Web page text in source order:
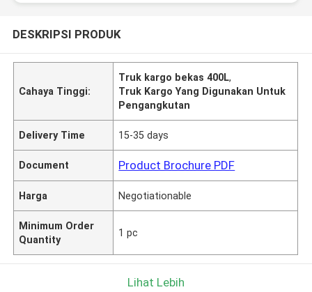
DESKRIPSI PRODUK
Cahaya Tinggi:
Truk kargo bekas 400L,
Truk Kargo Yang Digunakan Untuk
Pengangkutan
Delivery Time 15-35 days
Document Product Brochure PDF
Harga Negotiationable
Minimum Order
Quantity
1 pc
Lihat Lebih